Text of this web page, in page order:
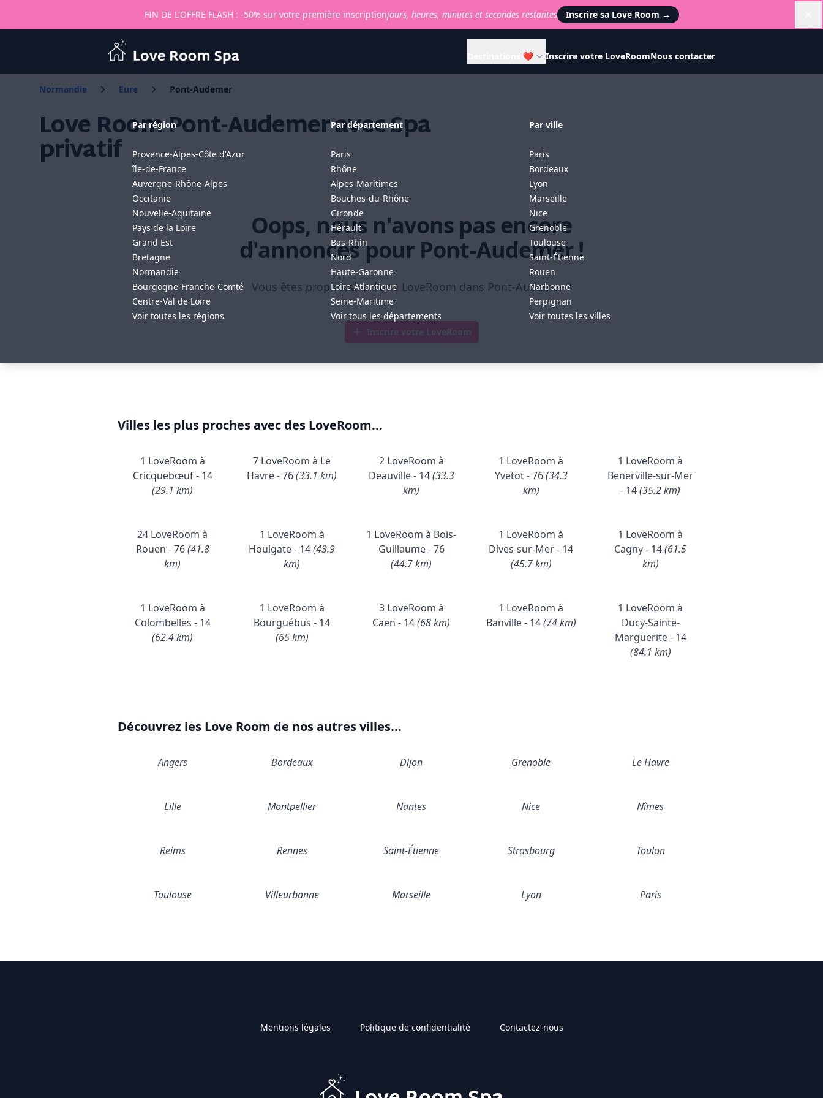
FIN DE L'OFFRE FLASH : -50% sur votre première inscriptionjours, heures, minutes et secondes restantes Inscrire sa Love Room →
Love Room Spa
Destinations ❤
Par région
Provence-Alpes-Côte d'Azur
île-de-France
Auvergne-Rhône-Alpes
Occitanie
Nouvelle-Aquitaine
Pays de la Loire
Grand Est
Bretagne
Normandie
Bourgogne-Franche-Comté
Centre-Val de Loire
Voir toutes les régions
Par département
Paris
Rhône
Alpes-Maritimes
Bouches-du-Rhône
Gironde
Hérault
Bas-Rhin
Nord
Haute-Garonne
Loire-Atlantique
Seine-Maritime
Voir tous les départements
Par ville
Paris
Bordeaux
Lyon
Marseille
Nice
Grenoble
Toulouse
Saint-Étienne
Rouen
Narbonne
Perpignan
Voir toutes les villes
Inscrire votre LoveRoomNous contacter
Normandie Eure Pont-Audemer
Love Room Pont-Audemer avec Spa
privatif
Oops, nous n'avons pas encore
d'annonces pour Pont-Audemer !
Vous êtes propriétaire d'une LoveRoom dans Pont-Audemer ?
Inscrire votre LoveRoom
Villes les plus proches avec des LoveRoom...
1 LoveRoom à
Cricquebœuf - 14
(29.1 km)
7 LoveRoom à Le
Havre - 76(33.1 km)
2 LoveRoom à
Deauville - 14(33.3
km)
1 LoveRoom à
Yvetot - 76(34.3
km)
1 LoveRoom à
Benerville-sur-Mer
- 14(35.2 km)
24 LoveRoom à
Rouen - 76(41.8
km)
1 LoveRoom à
Houlgate - 14(43.9
km)
1 LoveRoom à Bois-
Guillaume - 76
(44.7 km)
1 LoveRoom à
Dives-sur-Mer - 14
(45.7 km)
1 LoveRoom à
Cagny - 14(61.5
km)
1 LoveRoom à
Colombelles - 14
(62.4 km)
1 LoveRoom à
Bourguébus - 14
(65 km)
3 LoveRoom à
Caen - 14(68 km)
1 LoveRoom à
Banville - 14(74 km)
1 LoveRoom à
Ducy-Sainte-
Marguerite - 14
(84.1 km)
Découvrez les Love Room de nos autres villes...
Angers Bordeaux Dijon Grenoble Le Havre
Lille Montpellier Nantes Nice Nîmes
Reims Rennes Saint-Étienne Strasbourg Toulon
Toulouse Villeurbanne Marseille Lyon Paris
Mentions légales Politique de confidentialité Contactez-nous